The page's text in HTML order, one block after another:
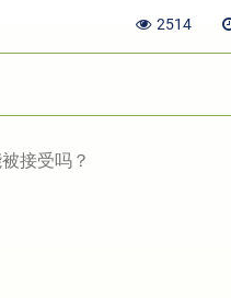
2514
接受吗？